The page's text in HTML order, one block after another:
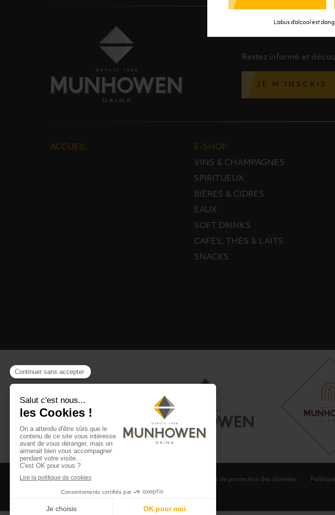
L’abus d’alcool est
Restez informé et
JE M'INSCRIS
ACCUEIL
E-SHOP
VINS & CHAMPAGNES
SPIRITUEUX
BIÈRES & CIDRES
EAUX
SOFT DRINKS
CAFÉS, THÉS & LAITS
SNACKS
CGV CGU Club Drinx Politique de protection des données
©2026 Munhowen Drinx / Tous droits réservés